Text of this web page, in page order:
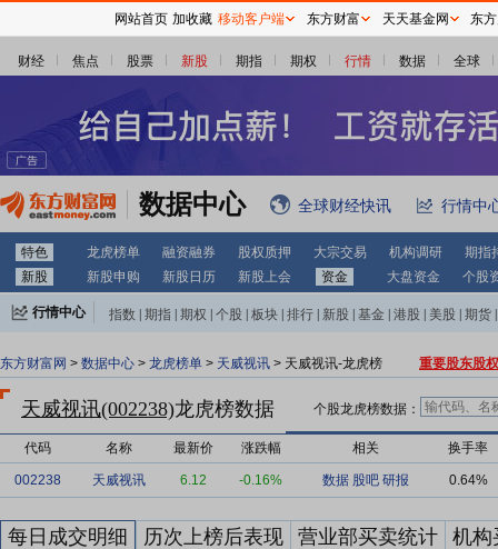
财经 焦点 股票 新股 期指 期权 行情 数据 全球
数据中心 全球财经快讯 行情中
特色 龙虎榜单 融资融券 股权质押 大宗交易 机构调研
期指
新股
新股申购 新股日历 新股上会 资金 大盘资金 个股
行情中心 指数 期指 期权 个股 板块 排行 新股 基金 港股 美股 期货
东方财富网 > 数据中心 > 龙虎榜单 > 天威视讯 > 天威视讯-龙虎榜 重要股东股
天威视讯(002238)龙虎榜数据 个股龙虎榜数据：
代码 名称 最新价 涨跌幅 相关 换手率
002238 天威视讯 6.12 -0.16% 数据 股吧 研报 0.64%
每日成交明细 历次上榜后表现 营业部买卖统计 机构
网站首页 加收藏 移动客户端 东方财富 天天基金网 东